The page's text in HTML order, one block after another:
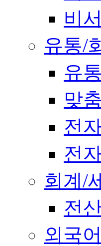
비서
유통/
유
맞
전
전
회계/
전
외국